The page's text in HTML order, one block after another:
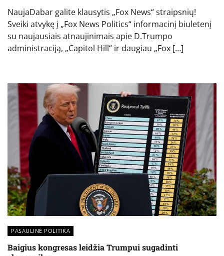
NaujaDabar galite klausytis „Fox News“ straipsnių!
Sveiki atvykę į „Fox News Politics“ informacinį biuletenį
su naujausiais atnaujinimais apie D.Trumpo
administraciją, „Capitol Hill“ ir daugiau „Fox […]
PASAULINĖ POLITIKA
Baigius kongresas leidžia Trumpui sugadinti